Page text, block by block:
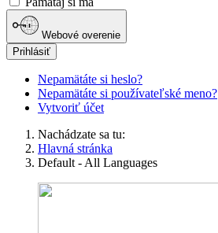
Webové overenie
Prihlásiť
Nepamätáte si heslo?
Nepamätáte si používateľské meno?
Vytvoriť účet
Nachádzate sa tu:
Hlavná stránka
Default - All Languages